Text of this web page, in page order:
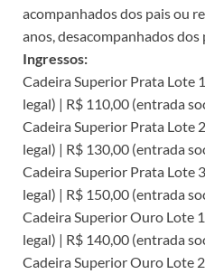
acompanhados dos pais ou
anos, desacompanhados
Ingressos:
Cadeira Superior Prata Lote
legal) | R$ 110,00 (entrada
Cadeira Superior Prata Lote
legal) | R$ 130,00 (entrada
Cadeira Superior Prata Lote
legal) | R$ 150,00 (entrada
Cadeira Superior Ouro Lote
legal) | R$ 140,00 (entrada
Cadeira Superior Ouro Lote